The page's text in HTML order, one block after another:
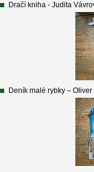
Dračí kniha - Judita
Deník malé rybky –